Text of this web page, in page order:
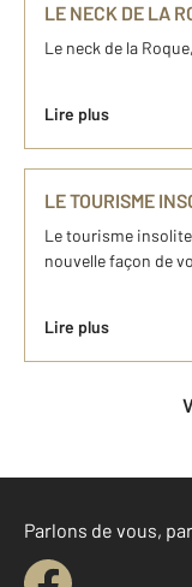
LE NECK DE LA
Le neck de la
Lire plus
LE TOURISME
Le tourisme
nouvelle façon de
Lire plus
Parlons de vous,